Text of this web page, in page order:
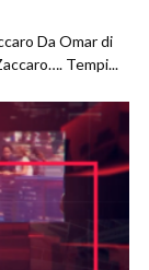
Da Omar di
Tempi...